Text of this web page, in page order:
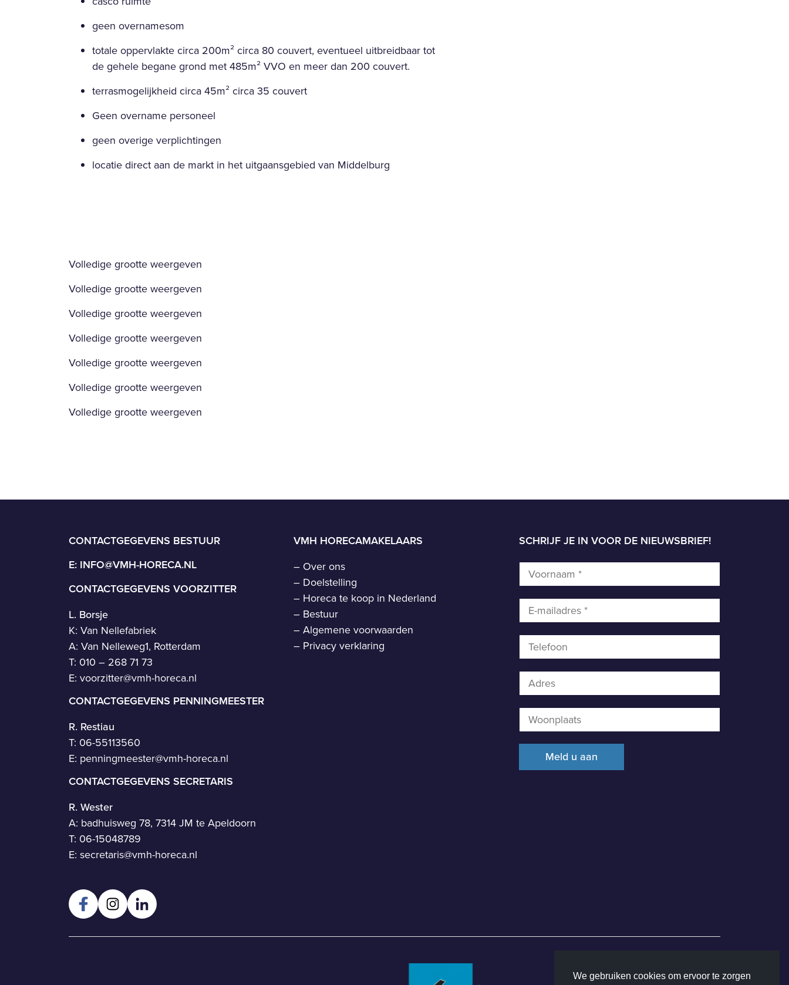
geen overnamesom
totale oppervlakte circa 200m² circa 80 couvert, eventueel uitbreidbaar tot
de gehele begane grond met 485m² VVO en meer dan 200 couvert.
terrasmogelijkheid circa 45m² circa 35 couvert
Geen overname personeel
geen overige verplichtingen
locatie direct aan de markt in het uitgaansgebied van Middelburg
Volledige grootte weergeven
Volledige grootte weergeven
Volledige grootte weergeven
Volledige grootte weergeven
Volledige grootte weergeven
Volledige grootte weergeven
Volledige grootte weergeven
CONTACTGEGEVENS BESTUUR
E: INFO@VMH-HORECA.NL
CONTACTGEGEVENS VOORZITTER
L. Borsje
K: Van Nellefabriek
A: Van Nelleweg1, Rotterdam
T: 010 – 268 71 73
E: voorzitter@vmh-horeca.nl
CONTACTGEGEVENS PENNINGMEESTER
R. Restiau
T: 06-55113560
E: penningmeester@vmh-horeca.nl
CONTACTGEGEVENS SECRETARIS
R. Wester
A: badhuisweg 78, 7314 JM te Apeldoorn
T: 06-15048789
E: secretaris@vmh-horeca.nl
VMH HORECAMAKELAARS
– Over ons
– Doelstelling
– Horeca te koop in Nederland
– Bestuur
–Algemene voorwaarden
– Privacy verklaring
SCHRIJF JE IN VOOR DE NIEUWSBRIEF!
We gebruiken cookies om ervoor te zorgen